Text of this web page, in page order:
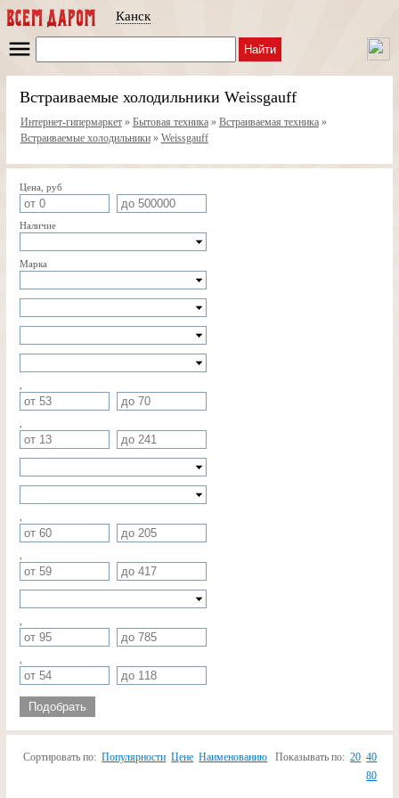
Канск
Найти
Встраиваемые холодильники Weissgauff
Интернет-гипермаркет» Бытовая техника» Встраиваемая техника»
Встраиваемые холодильники» Weissgauff
Цена, руб
Наличие
Марка
Подобрать
Сортировать по: Популярности Цене Наименованию Показывать по: 20 40
80